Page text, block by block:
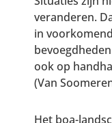
veranderen.
in
ook op
(Van
Het boa-